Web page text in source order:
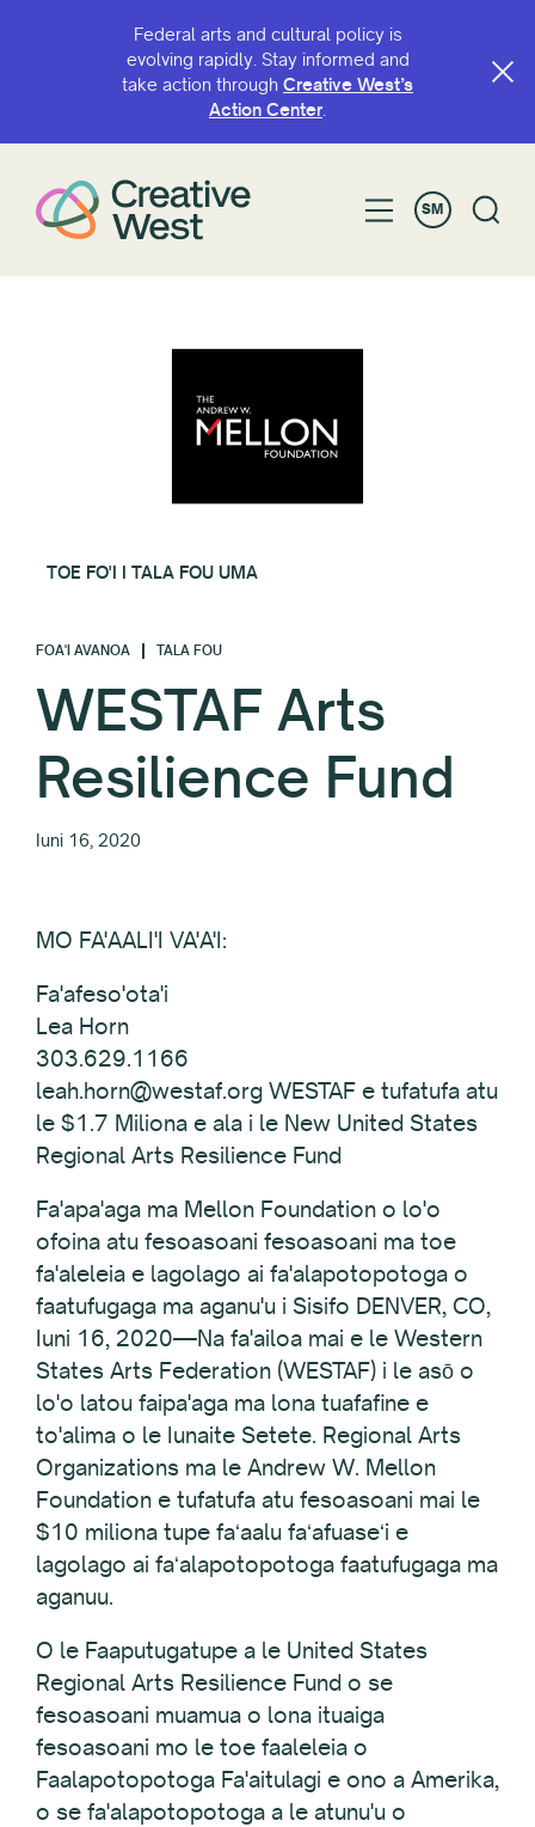
Federal arts and cultural policy is
evolving rapidly. Stay informed and
take action through Creative West’s
Action Center.
SM
TOE FO'I I TALA FOU UMA
FOA'I AVANOA TALA FOU
WESTAF Arts
Resilience Fund
Iuni 16, 2020
MO FA'AALI'I VA'A'I:
Fa'afeso'ota'i
Lea Horn
303.629.1166
leah.horn@westaf.org WESTAF e tufatufa atu
le $1.7 Miliona e ala i le New United States
Regional Arts Resilience Fund
Fa'apa'aga ma Mellon Foundation o lo'o
ofoina atu fesoasoani fesoasoani ma toe
fa'aleleia e lagolago ai fa'alapotopotoga o
faatufugaga ma aganu'u i Sisifo DENVER, CO,
Iuni 16, 2020—Na fa'ailoa mai e le Western
States Arts Federation (WESTAF) i le asō o
lo'o latou faipa'aga ma lona tuafafine e
to'alima o le Iunaite Setete. Regional Arts
Organizations ma le Andrew W. Mellon
Foundation e tufatufa atu fesoasoani mai le
$10 miliona tupe faʻaalu faʻafuaseʻi e
lagolago ai faʻalapotopotoga faatufugaga ma
aganuu.
O le Faaputugatupe a le United States
Regional Arts Resilience Fund o se
fesoasoani muamua o lona ituaiga
fesoasoani mo le toe faaleleia o
Faalapotopotoga Fa'aitulagi e ono a Amerika,
o se fa'alapotopotoga a le atunu'u o